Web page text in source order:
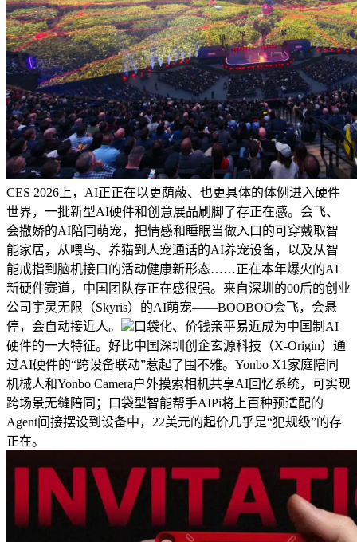
CES 2026上，AI正正在以更荫蔽、也更具体的体例进入硬件
世界，一批新型AI硬件和创意展品刷脚了存正在感。会飞、
会撒娇的AI陪同萌宠，把情感和睡眠当做入口的可穿戴取智
能家居，从喂鸟、养猫到人宠通话的AI养宠设备，以及从智
能戒指到脑机接口的活动健康新形态……正在本年爆火的AI
新硬件赛道，中国团队存正在感很强。来自深圳的00后的创业
公司宇灵无限（Skyris）的AI萌宠——BOOBOO会飞，会悬
停，会自动接近人。
口袋化、价钱亲平易近成为中国制AI
硬件的一大特征。好比中国深圳创企玄源科技（X-Origin）通
过AI硬件的“跨设备联动”惹起了围不雅。Yonbo X1家庭陪同
机械人和Yonbo Camera户外摸索相机共享AI回忆系统，可实现
跨场景无缝陪同；口袋型智能帮手AIPi将上百种预适配的
Agent间接摆设到设备中，22美元的起价几乎是“犯规级”的存
正在。